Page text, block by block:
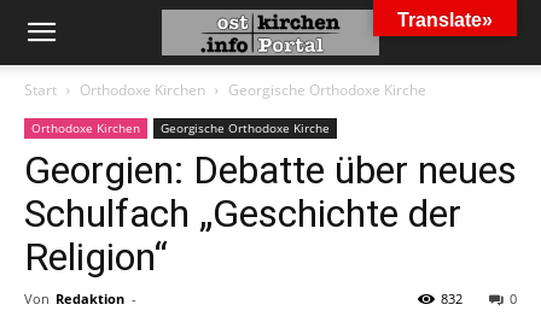
Start Orthodoxe Kirchen Georgische Orthodoxe Kirche
Orthodoxe Kirchen Georgische Orthodoxe Kirche
Georgien: Debatte über neues
Schulfach „Geschichte der
Religion“
Von Redaktion - 0
832
Translate»